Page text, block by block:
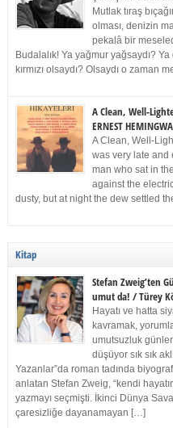
Mutlak tıraş
olması, denizin
pekalâ bir
Budalalık! Ya yağmur yağsaydı?
kırmızı olsaydı? Olsaydı o zaman
A Clean, Well-
ERNEST
A Clean, Well-
was very late and
man who sat in
against the
dusty, but at night the dew settled
Kitap
Stefan Zweig’ten
umut da! / Türey
Hayatı ve hatta
kavramak,
umutsuzluk
düşüyor sık sık
Yazanlar”da roman tadında
anlatan Stefan Zweig, “kendi
yazmayı seçmişti. İkinci Dünya
çaresizliğe dayanamayan […]